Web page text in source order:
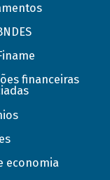
financeiras
economia